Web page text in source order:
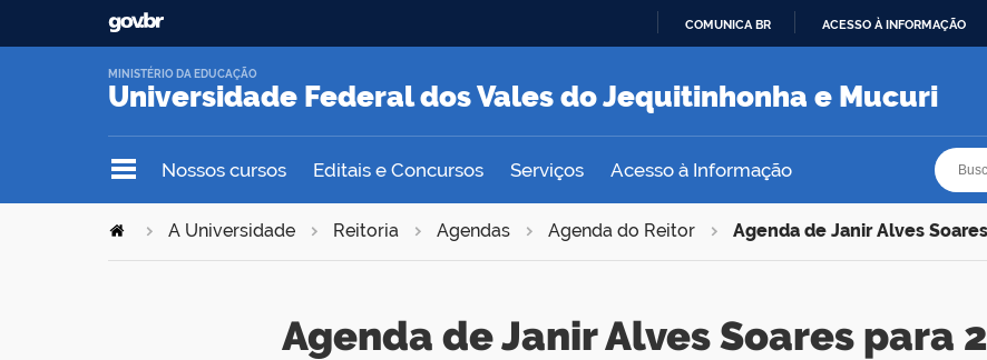
O
COMUNICA BR ACESSO À INFORMAÇÃO
Universidade Federal dos Vales do Jequitinhonha e Mucuri
MINISTÉRIO DA EDUCAÇÃO
Nossos cursos Editais e Concursos Serviços Acesso à Informação
A Universidade Reitoria Agendas Agenda do Reitor Agenda de Janir Alves
Agenda de Janir Alves Soares